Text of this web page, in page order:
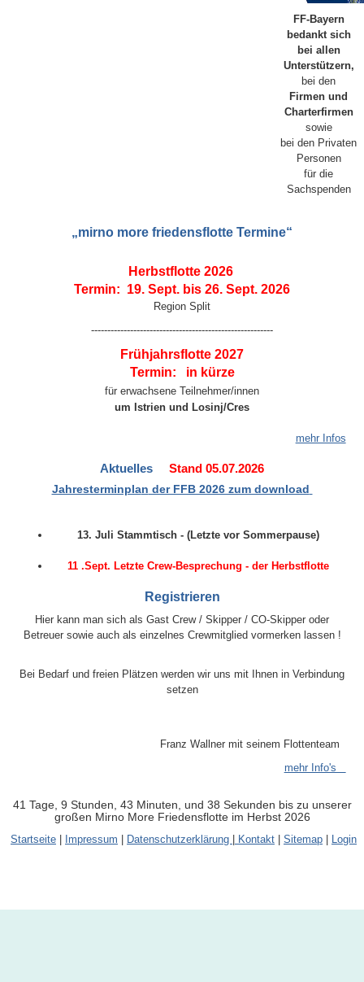
FF-Bayern
bedankt sich
bei allen
Unterstützern,
bei den
Firmen und
Charterfirmen
sowie
bei den Privaten
Personen
für die
Sachspenden
„mirno more friedensflotte Termine“
Herbstflotte 2026
Termin: 19. Sept. bis 26. Sept. 2026
Region Split
--------------------------------------------------------
Frühjahrsflotte 2027
Termin: in kürze
für erwachsene Teilnehmer/innen
um Istrien und Losinj/Cres
mehr Infos
Aktuelles Stand 05.07.2026
Jahresterminplan der FFB 2026 zum download
13. Juli Stammtisch - (Letzte vor Sommerpause)
11 .Sept. Letzte Crew-Besprechung - der Herbstflotte
Registrieren
Hier kann man sich als Gast Crew / Skipper / CO-Skipper oder
Betreuer sowie auch als einzelnes Crewmitglied vormerken lassen !
Bei Bedarf und freien Plätzen werden wir uns mit Ihnen in Verbindung
setzen
Franz Wallner mit seinem Flottenteam
mehr Info's
41 Tage, 9 Stunden, 43 Minuten, und 38 Sekunden bis zu unserer
großen Mirno More Friedensflotte im Herbst 2026
Startseite Impressum Datenschutzerklärung Kontakt Sitemap Login